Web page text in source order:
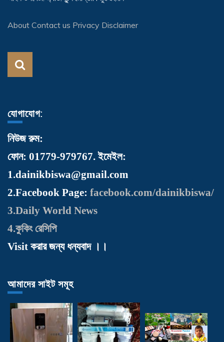
About Contact us Privacy Disclaimer
যোগাযোগ:
নিউজ রুম:
ফোন: 01779-979767. ইমেইল:
1.dainikbiswa@gmail.com
2.Facebook Page: facebook.com/dainikbiswa/
3.Daily World News
4.কুকিং রেসিপি
Visit করার জন্য ধন্যবাদ ।।
আমাদের সাইট সমূহ